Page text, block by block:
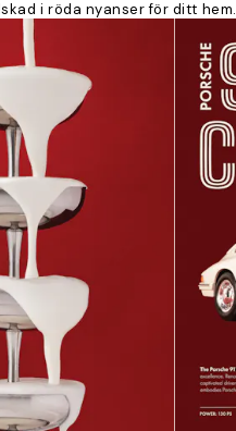
i röda nyanser för ditt hem.